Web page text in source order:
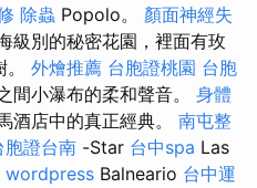
除蟲 Popolo。 顏面神經失
級別的秘密花園，裡面有玫
外燴推薦 台胞證桃園 台胞
間小瀑布的柔和聲音。 身體
酒店中的真正經典。 南屯整
胞證台南 -Star 台中spa Las
wordpress Balneario 台中運